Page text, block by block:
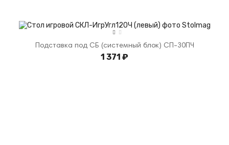
Подставка под СБ (системный блок) СП-30ПЧ
1 371 ₽